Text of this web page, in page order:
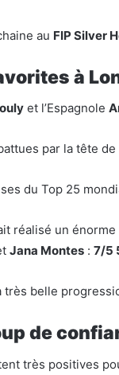
au FIP Silver
à
et l’Espagnole
par la tête
du Top 25
réalisé un
Jana Montes : 7/5
belle
de
très positives